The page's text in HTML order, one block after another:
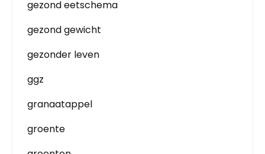
gezond eetschema
gezond gewicht
gezonder leven
ggz
granaatappel
groente